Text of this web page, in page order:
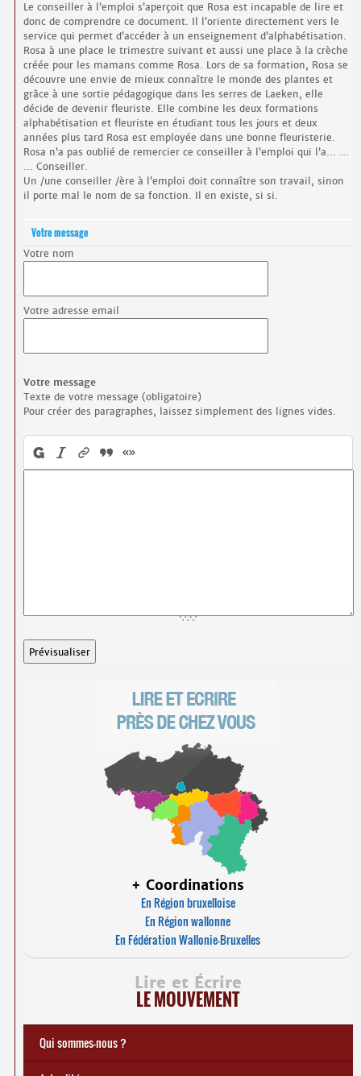
Le conseiller à l’emploi s’aperçoit que Rosa est incapable de lire et
donc de comprendre ce document. Il l’oriente directement vers le
service qui permet d’accéder à un enseignement d’alphabétisation.
Rosa à une place le trimestre suivant et aussi une place à la crèche
créée pour les mamans comme Rosa. Lors de sa formation, Rosa se
découvre une envie de mieux connaître le monde des plantes et
grâce à une sortie pédagogique dans les serres de Laeken, elle
décide de devenir fleuriste. Elle combine les deux formations
alphabétisation et fleuriste en étudiant tous les jours et deux
années plus tard Rosa est employée dans une bonne fleuristerie.
Rosa n’a pas oublié de remercier ce conseiller à l’emploi qui l’a… …
… Conseiller.
Un /une conseiller /ère à l’emploi doit connaître son travail, sinon
il porte mal le nom de sa fonction. Il en existe, si si.
Votre message
Votre nom
Votre adresse email
Votre message
Texte de votre message (obligatoire)
Pour créer des paragraphes, laissez simplement des lignes vides.
+ Coordinations
En Région bruxelloise
En Région wallonne
En Fédération Wallonie-Bruxelles
Lire et Écrire
LE MOUVEMENT
Qui sommes-nous ?